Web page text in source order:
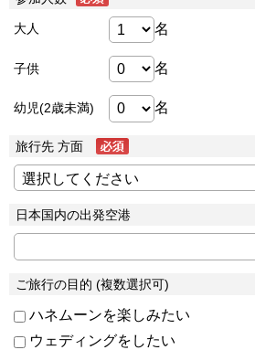
大人 名
子供 名
幼児(2歳未満) 名
旅行先 方面
日本国内の出発空港
ご旅行の目的 (複数選択可)
ハネムーンを楽しみたい
ウェディングをしたい